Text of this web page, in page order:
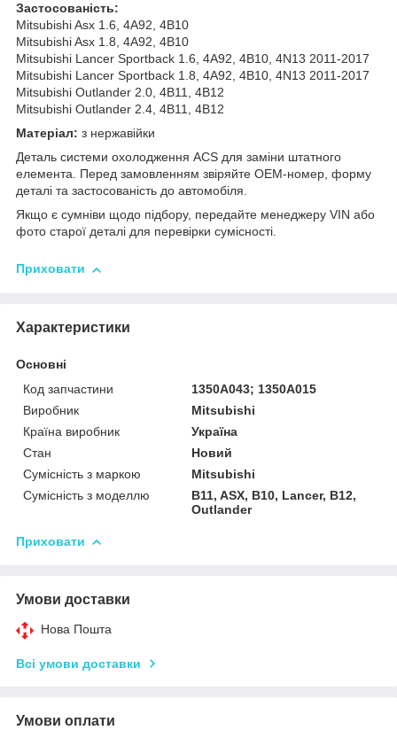
Застосованість:
Mitsubishi Asx 1.6, 4A92, 4B10
Mitsubishi Asx 1.8, 4A92, 4B10
Mitsubishi Lancer Sportback 1.6, 4A92, 4B10, 4N13 2011-2017
Mitsubishi Lancer Sportback 1.8, 4A92, 4B10, 4N13 2011-2017
Mitsubishi Outlander 2.0, 4B11, 4B12
Mitsubishi Outlander 2.4, 4B11, 4B12
Матеріал: з нержавійки
Деталь системи охолодження ACS для заміни штатного
елемента. Перед замовленням звіряйте OEM-номер, форму
деталі та застосованість до автомобіля.
Якщо є сумніви щодо підбору, передайте менеджеру VIN або
фото старої деталі для перевірки сумісності.
Приховати
Характеристики
Основні
Код запчастини
1350A043; 1350A015
Виробник
Mitsubishi
Країна виробник
Україна
Стан
Новий
Сумісність з маркою
Mitsubishi
Сумісність з моделлю
B11, ASX, B10, Lancer, B12,
Outlander
Приховати
Умови доставки
Нова Пошта
Всі умови доставки
Умови оплати